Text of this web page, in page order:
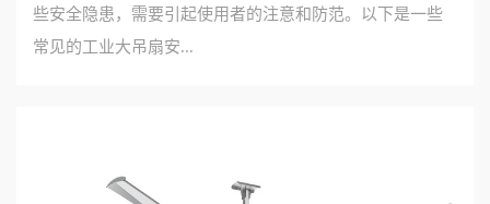
些安全隐患，需要引起使用者的注意和防范。以下是一些
常见的工业大吊扇安...